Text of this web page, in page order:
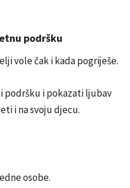
podršku
vole čak i kada pogriješe.
podršku i pokazati ljubav
i na svoju djecu.
osobe.